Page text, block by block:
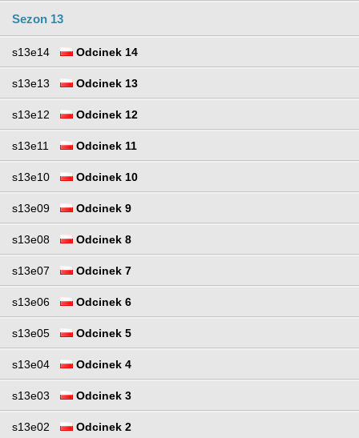
Sezon 13
s13e14 Odcinek 14
s13e13 Odcinek 13
s13e12 Odcinek 12
s13e11 Odcinek 11
s13e10 Odcinek 10
s13e09 Odcinek 9
s13e08 Odcinek 8
s13e07 Odcinek 7
s13e06 Odcinek 6
s13e05 Odcinek 5
s13e04 Odcinek 4
s13e03 Odcinek 3
s13e02 Odcinek 2